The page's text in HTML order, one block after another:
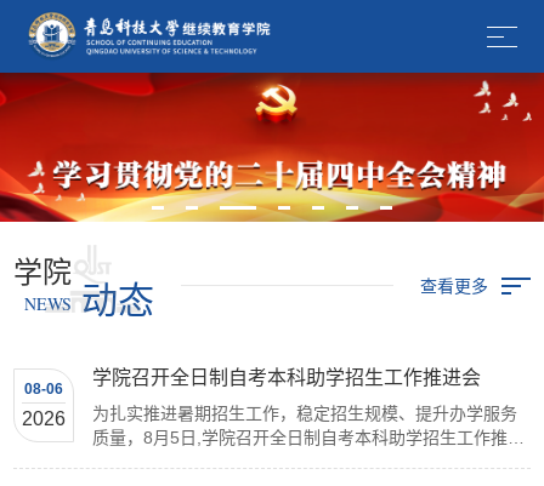
学院
NEWS 动态 查看更多
08-06
2026
学院召开全日制自考本科助学招生工作推进会
为扎实推进暑期招生工作，稳定招生规模、提升办学服务
质量，8月5日,学院召开全日制自考本科助学招生工作推进